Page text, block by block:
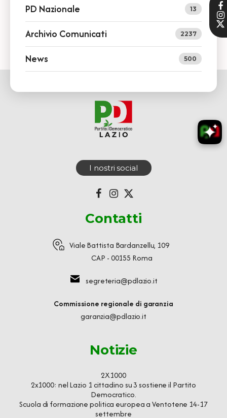
PD Nazionale 13
Archivio Comunicati 2237
News 500
I nostri social
Contatti
Viale Battista Bardanzellu, 109
CAP - 00155 Roma
segreteria@pdlazio.it
Commissione regionale di garanzia
garanzia@pdlazio.it
Notizie
2X1000
2x1000: nel Lazio 1 cittadino su 3 sostiene il Partito
Democratico.
Scuola di formazione politica europea a Ventotene 14-17
settembre